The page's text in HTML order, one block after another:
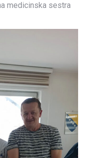
medicinska sestra